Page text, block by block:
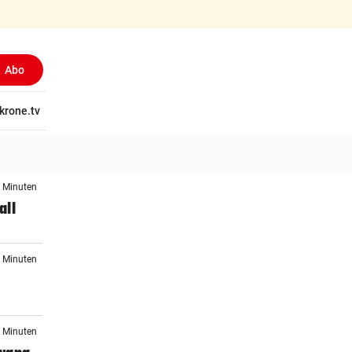
Abo
krone.tv
Minuten
Minuten
Minuten